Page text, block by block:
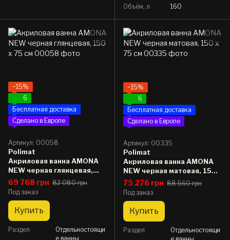
Объём, л
160
−15%
6
Бесплатная доставка
Сделано в Европе
Артикул: 00058
Polimat
Акриловая ванна AMONA
NEW черная глянцевая,
150 x 75 см
69 768 грн 82 080 грн
Под заказ
Купить
Раздел
Отдельностоящи
е ванны
−15%
6
Бесплатная доставка
Сделано в Европе
Артикул: 00335
Polimat
Акриловая ванна AMONA
NEW черная матовая, 150
x 75 см
75 276 грн 88 560 грн
Под заказ
Купить
Раздел
Отдельностоящи